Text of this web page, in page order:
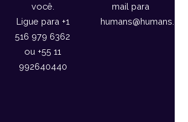
você.
Ligue para +1
516 979 6362
ou +55 11
992640440
mail para